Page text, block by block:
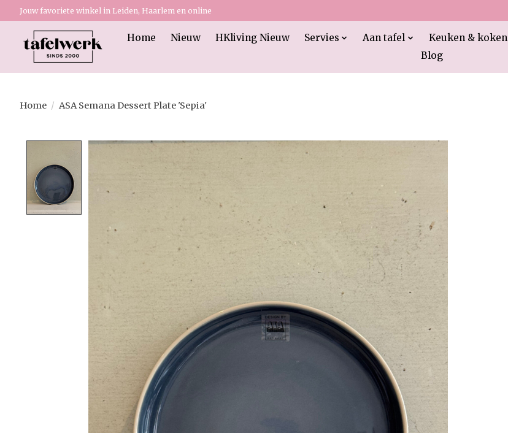
Jouw favoriete winkel in Leiden, Haarlem en online
Home Nieuw HKliving Nieuw Servies Aan tafel Keuken & koken
Blog
Home / ASA Semana Dessert Plate 'Sepia'
Product image slideshow Items